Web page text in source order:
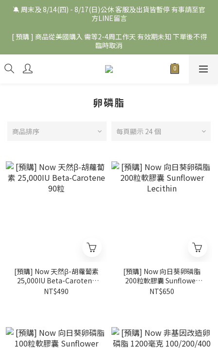
🔕 周末及 8/14(四) - 8/17(日)公休 客服及出貨皆暫停 有事請至官
方LINE留言
[ 預購 ] 商品從美國購入 需等2-4周工作天 有效期未知 下單後不得
臨時取消
卵磷脂
商品排序 每頁顯示 24 個
[預購] Now 天然β-胡蘿蔔素
25,000IU Beta-Carotene
90粒
NT$490
[預購] Now 向日葵卵磷脂
200粒軟膠囊 Sunflower
Lecithin
NT$650